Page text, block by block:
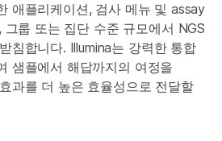
애플리케이션, 검사 메뉴 및 assay
그룹 또는 집단 수준 규모에서 NGS
침합니다. Illumina는 강력한 통합
샘플에서 해답까지의 여정을
과를 더 높은 효율성으로 전달할